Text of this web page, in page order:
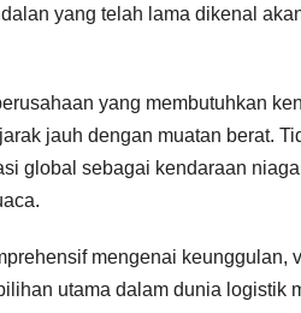
yang telah lama dikenal
yang membutuhkan
jauh dengan muatan berat.
global sebagai kendaraan
mengenai keunggulan,
utama dalam dunia logistik